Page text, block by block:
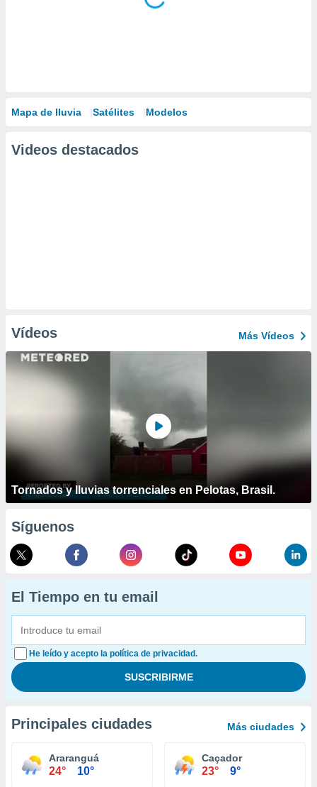
Mapa de lluvia Satélites Modelos
Videos destacados
Vídeos Más Vídeos
Tornados y lluvias torrenciales en Pelotas, Brasil.
Síguenos
El Tiempo en tu email
He leído y acepto la política de privacidad.
Principales ciudades Más ciudades
Araranguá
24° 10°
Caçador
23° 9°